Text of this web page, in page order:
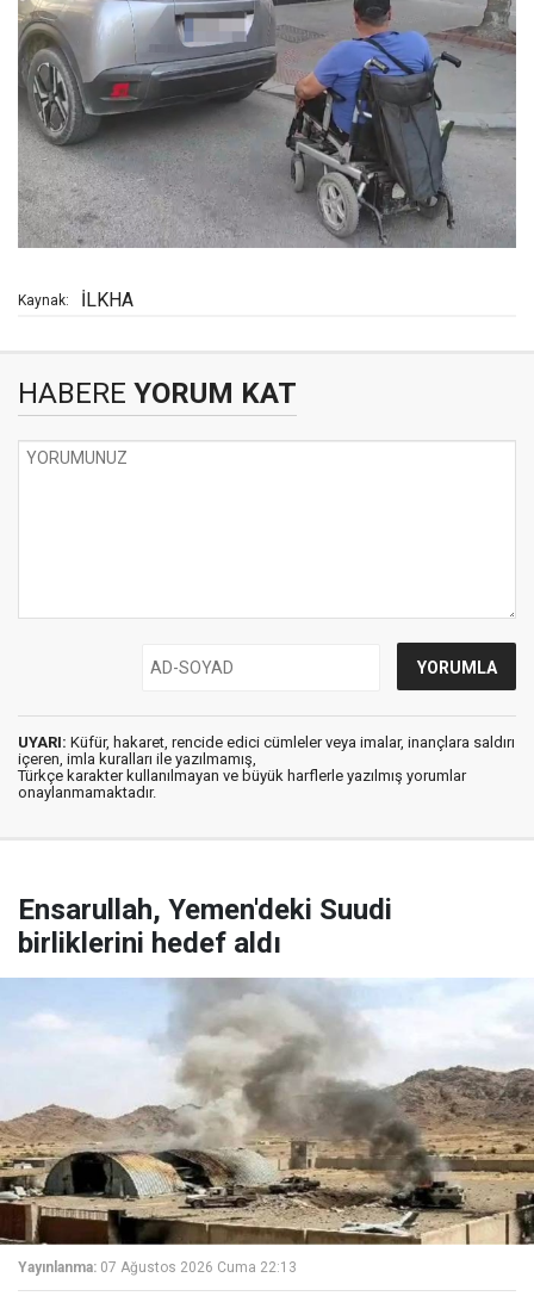
Kaynak: İLKHA
HABERE YORUM KAT
UYARI: Küfür, hakaret, rencide edici cümleler veya imalar, inançlara saldırı
içeren, imla kuralları ile yazılmamış,
Türkçe karakter kullanılmayan ve büyük harflerle yazılmış yorumlar
onaylanmamaktadır.
Ensarullah, Yemen'deki Suudi
birliklerini hedef aldı
Yayınlanma: 07 Ağustos 2026 Cuma 22:13